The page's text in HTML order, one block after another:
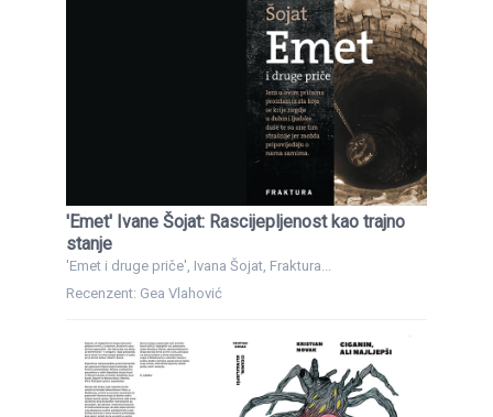
'Emet' Ivane Šojat: Rascijepljenost kao trajno
stanje
'Emet i druge priče', Ivana Šojat, Fraktura...
Recenzent: Gea Vlahović